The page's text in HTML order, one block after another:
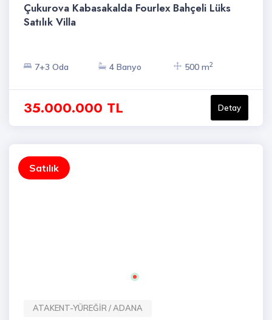
Çukurova Kabasakalda Fourlex Bahçeli Lüks
Satılık Villa
7+3 Oda 4 Banyo 500 m2
35.000.000 TL Detay
Satılık
ATAKENT-YÜREĞİR / ADANA